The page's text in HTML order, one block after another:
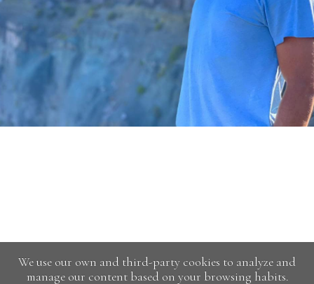
We use our own and third-party cookies to analyze and
manage our content based on your browsing habits.